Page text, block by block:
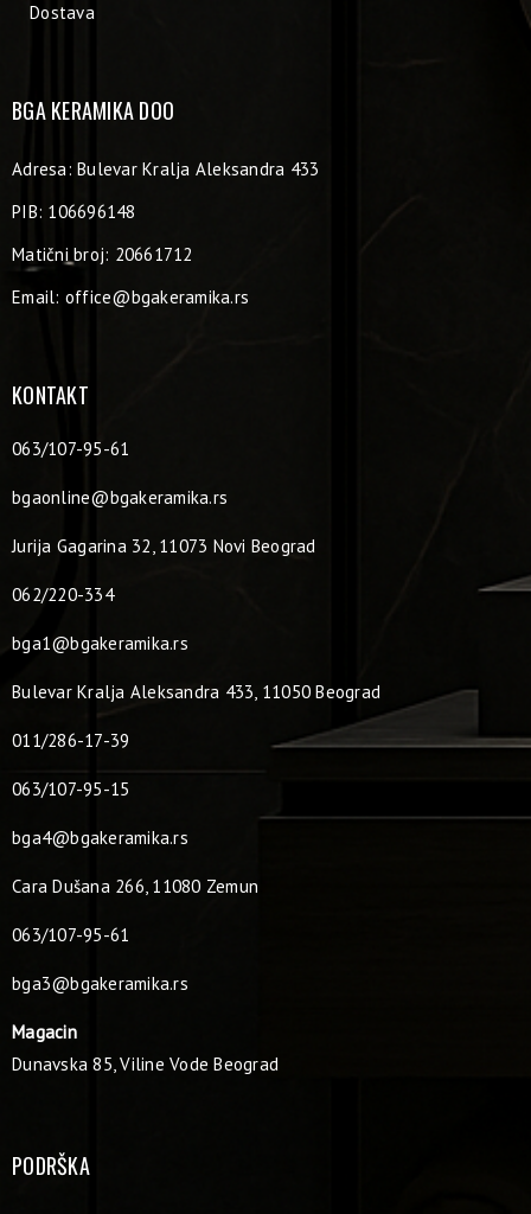
Dostava
BGA KERAMIKA DOO
Adresa: Bulevar Kralja Aleksandra 433
PIB: 106696148
Matični broj: 20661712
Email: office@bgakeramika.rs
KONTAKT
063/107-95-61
bgaonline@bgakeramika.rs
Jurija Gagarina 32, 11073 Novi Beograd
062/220-334
bga1@bgakeramika.rs
Bulevar Kralja Aleksandra 433, 11050 Beograd
011/286-17-39
063/107-95-15
bga4@bgakeramika.rs
Cara Dušana 266, 11080 Zemun
063/107-95-61
bga3@bgakeramika.rs
Magacin
Dunavska 85, Viline Vode Beograd
PODRŠKA